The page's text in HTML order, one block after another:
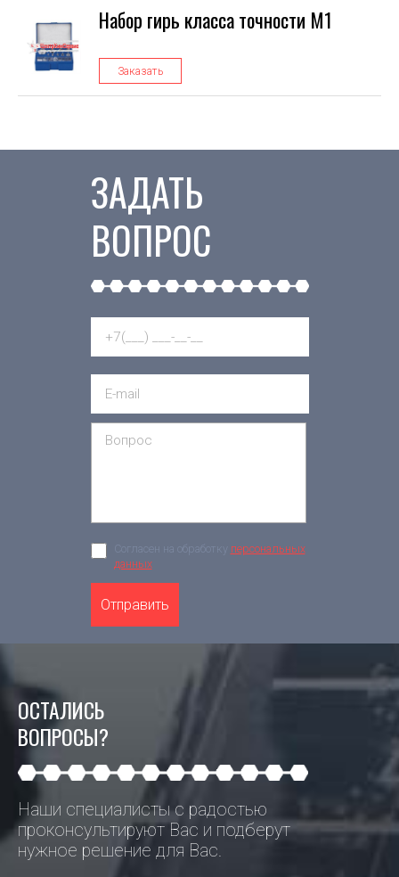
Набор гирь класса точности М1
Заказать
ЗАДАТЬ
ВОПРОС
Согласен на обработку персональных
данных
Отправить
ОСТАЛИСЬ
ВОПРОСЫ?
Наши специалисты с радостью
проконсультируют Вас и подберут
нужное решение для Вас.